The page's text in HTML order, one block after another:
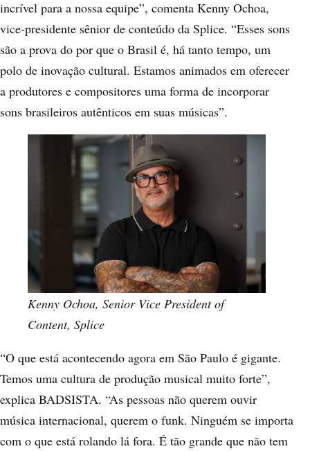
incrível para a nossa equipe”, comenta Kenny Ochoa,
vice-presidente sênior de conteúdo da Splice. “Esses sons
são a prova do por que o Brasil é, há tanto tempo, um
polo de inovação cultural. Estamos animados em oferecer
a produtores e compositores uma forma de incorporar
sons brasileiros autênticos em suas músicas”.
Kenny Ochoa, Senior Vice President of
Content, Splice
“O que está acontecendo agora em São Paulo é gigante.
Temos uma cultura de produção musical muito forte”,
explica BADSISTA. “As pessoas não querem ouvir
música internacional, querem o funk. Ninguém se importa
com o que está rolando lá fora. É tão grande que não tem